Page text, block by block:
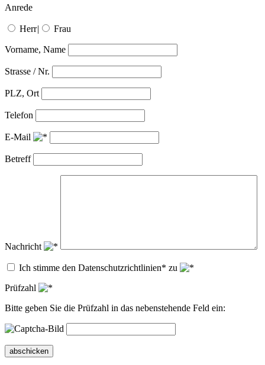
Anrede
Herr| Frau
Vorname, Name
Strasse / Nr.
PLZ, Ort
Telefon
E-Mail
Betreff
Nachricht
Ich stimme den Datenschutzrichtlinien* zu
Prüfzahl
Bitte geben Sie die Prüfzahl in das nebenstehende Feld ein:
abschicken